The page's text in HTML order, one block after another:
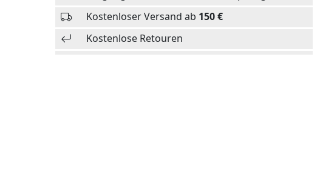
Kostenloser Versand ab 150 €
Kostenlose Retouren